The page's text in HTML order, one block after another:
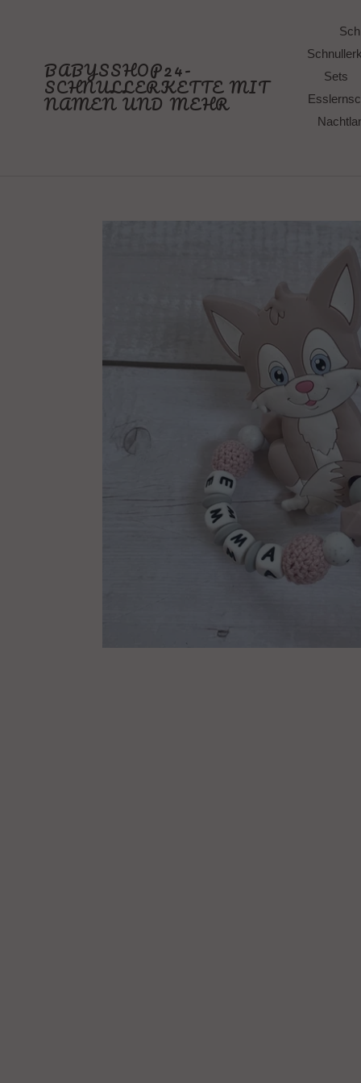
BABYSSHOP24-
SCHNULLERKETTE MIT
NAMEN UND MEHR
Sets